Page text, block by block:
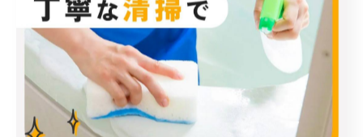
カテゴリー Categories
全てのカテゴリー
エアコン